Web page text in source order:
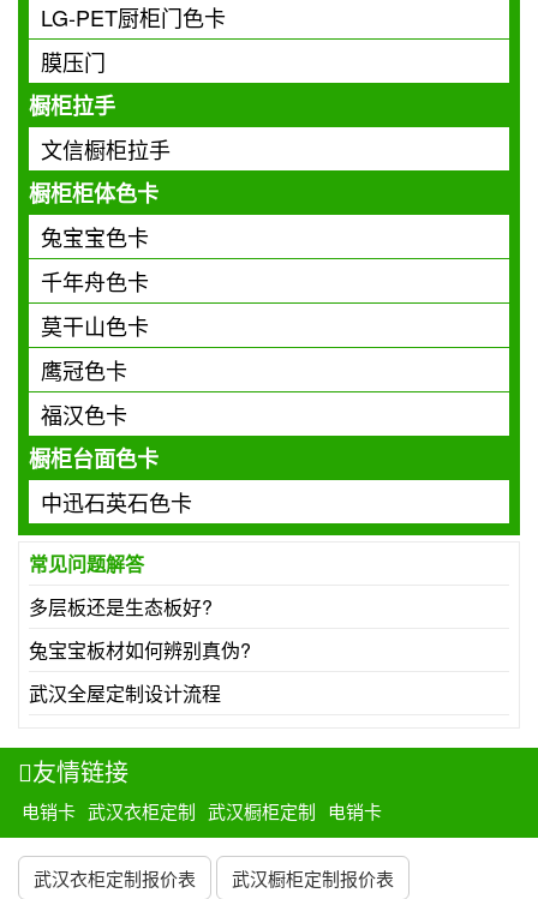
LG-PET厨柜门色卡
膜压门
橱柜拉手
文信橱柜拉手
橱柜柜体色卡
兔宝宝色卡
千年舟色卡
莫干山色卡
鹰冠色卡
福汉色卡
橱柜台面色卡
中迅石英石色卡
常见问题解答
多层板还是生态板好?
兔宝宝板材如何辨别真伪?
武汉全屋定制设计流程
友情链接
电销卡 武汉衣柜定制 武汉橱柜定制 电销卡
武汉衣柜定制报价表 武汉橱柜定制报价表